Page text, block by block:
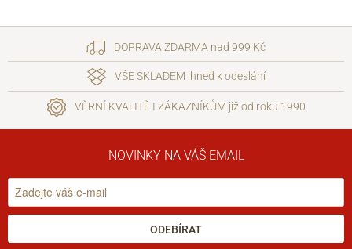
DOPRAVA ZDARMA nad 999 Kč
VŠE SKLADEM ihned k odeslání
VĚRNÍ KVALITĚ I ZÁKAZNÍKŮM již od roku 1990
NOVINKY NA VÁŠ EMAIL
ODEBÍRAT